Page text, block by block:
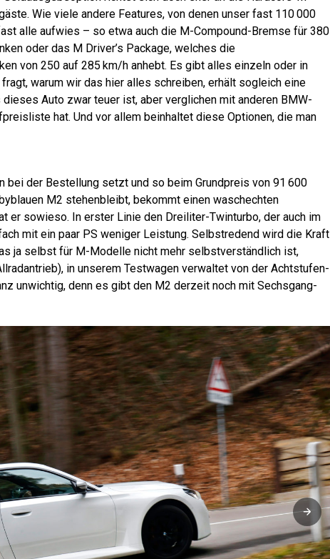
Wie viele andere Features, von denen unser fast 110 000
alle aufwies – so etwa auch die M-Compound-Bremse für 380
oder das M Driver’s Package, welches die
von 250 auf 285 km/h anhebt. Es gibt alles einzeln oder in
warum wir das hier alles schreiben, erhält sogleich eine
Auto zwar teuer ist, aber verglichen mit anderen BMW-
hat. Und vor allem beinhaltet diese Optionen, die man
bei der Bestellung setzt und so beim Grundpreis von 91 600
M2 stehenbleibt, bekommt einen waschechten
er sowieso. In erster Linie den Dreiliter-Twinturbo, der auch im
mit ein paar PS weniger Leistung. Selbstredend wird die Kraft
ja selbst für M-Modelle nicht mehr selbstverständlich ist,
in unserem Testwagen verwaltet von der Achtstufen-
unwichtig, denn es gibt den M2 derzeit noch mit Sechsgang-